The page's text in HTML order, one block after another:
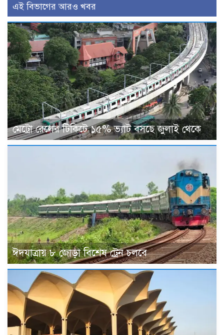
এই বিভাগের আরও খবর
মেট্রো রেলের টিকিটে ১৫% ভ্যাট বসছে জুলাই থেকে
ঈদযাত্রায় ৮ জোড়া বিশেষ ট্রেন চলবে